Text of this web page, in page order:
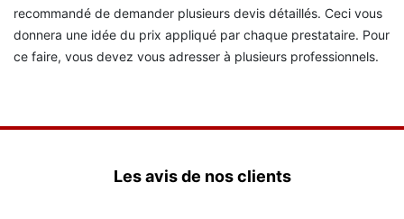
recommandé de demander plusieurs devis détaillés. Ceci vous
donnera une idée du prix appliqué par chaque prestataire. Pour
ce faire, vous devez vous adresser à plusieurs professionnels.
Les avis de nos clients